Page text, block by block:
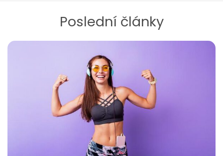
Poslední články